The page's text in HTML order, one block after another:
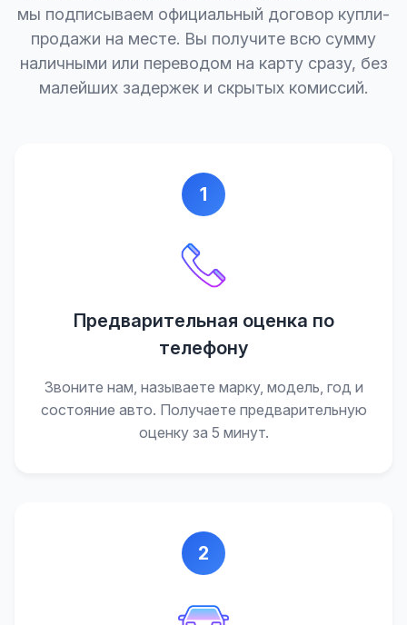
мы подписываем официальный договор купли-
продажи на месте. Вы получите всю сумму
наличными или переводом на карту сразу, без
малейших задержек и скрытых комиссий.
1
Предварительная оценка по
телефону
Звоните нам, называете марку, модель, год и
состояние авто. Получаете предварительную
оценку за 5 минут.
2